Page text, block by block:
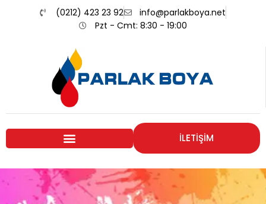
(0212) 423 23 92
info@parlakboya.net
Pzt - Cmt: 8:30 - 19:00
İLETİŞİM